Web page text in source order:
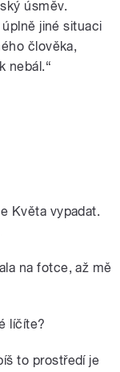
úsměv.
jiné situaci
člověka,
nebál.“
Květa vypadat.
na fotce, až mě
líčíte?
to prostředí je